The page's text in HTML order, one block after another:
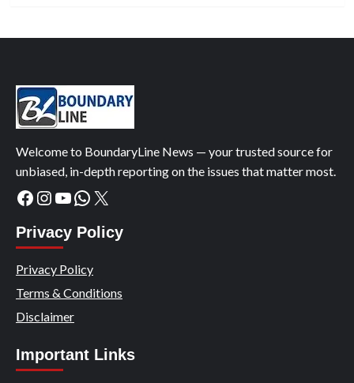
Welcome to BoundaryLine News — your trusted source for
unbiased, in-depth reporting on the issues that matter most.
Facebook
Instagram
YouTube
WhatsApp
X
Privacy Policy
Privacy Policy
Terms & Conditions
Disclaimer
Important Links